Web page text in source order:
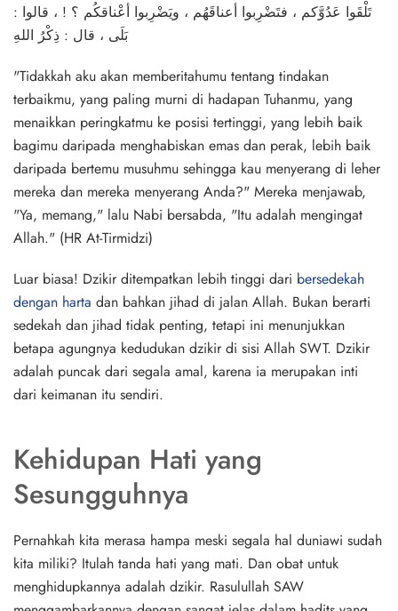
تَلْقَوا عَدُوَّكم ، فتَضْرِبوا أعناقَهُم ، ويَضْرِبوا أعْناقكُم ؟ ! ، قالوا :
بَلَى ، قال : ذِكْرُ اللهِ
"Tidakkah aku akan memberitahumu tentang tindakan
terbaikmu, yang paling murni di hadapan Tuhanmu, yang
menaikkan peringkatmu ke posisi tertinggi, yang lebih baik
bagimu daripada menghabiskan emas dan perak, lebih baik
daripada bertemu musuhmu sehingga kau menyerang di leher
mereka dan mereka menyerang Anda?" Mereka menjawab,
"Ya, memang," lalu Nabi bersabda, "Itu adalah mengingat
Allah." (HR At-Tirmidzi)
Luar biasa! Dzikir ditempatkan lebih tinggi dari bersedekah
dengan harta dan bahkan jihad di jalan Allah. Bukan berarti
sedekah dan jihad tidak penting, tetapi ini menunjukkan
betapa agungnya kedudukan dzikir di sisi Allah SWT. Dzikir
adalah puncak dari segala amal, karena ia merupakan inti
dari keimanan itu sendiri.
Kehidupan Hati yang
Sesungguhnya
Pernahkah kita merasa hampa meski segala hal duniawi sudah
kita miliki? Itulah tanda hati yang mati. Dan obat untuk
menghidupkannya adalah dzikir. Rasulullah SAW